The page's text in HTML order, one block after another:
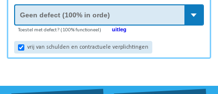
Toestel met defect? (100% functioneel) uitleg
vrij van schulden en contractuele verplichtingen